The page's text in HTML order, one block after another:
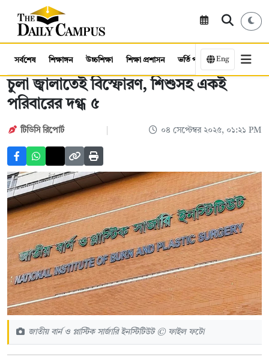
সর্বশেষ শিক্ষাঙ্গন উচ্চশিক্ষা শিক্ষা প্রশাসন ভর্তি পরীক্ষা কর্মসংস্থান
Eng
চুলা জ্বালাতেই বিস্ফোরণ, শিশুসহ একই
পরিবারের দগ্ধ ৫
টিডিসি রিপোর্ট ০৪ সেপ্টেম্বর ২০২৫, ০১:২১ PM
জাতীয় বার্ন ও প্লাস্টিক সার্জারি ইনস্টিটিউট © ফাইল ফটো